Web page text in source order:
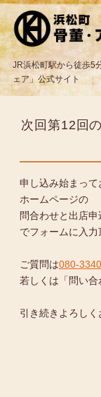
JR浜松町駅から徒歩5
ェア」公式サイト
問合わせと出店申
次回第12回
申し込み始まって
ホームページの
問合わせと出店
でフォームに入力
ご質問は080-
若しくは「問い合
引き続きよろしく